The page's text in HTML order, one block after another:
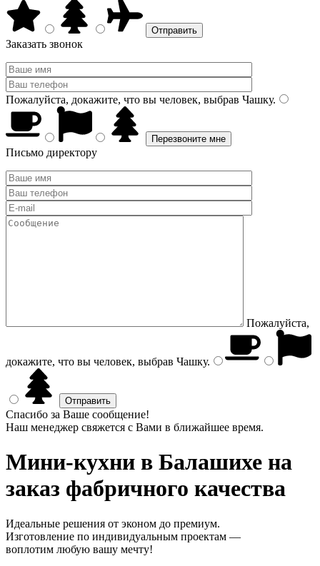
Заказать звонок
Пожалуйста, докажите, что вы человек, выбрав Чашку.
Письмо директору
Пожалуйста,
докажите, что вы человек, выбрав Чашку.
Спасибо за Ваше сообщение!
Наш менеджер свяжется с Вами в ближайшее время.
Мини-кухни в Балашихе на
заказ фабричного качества
Идеальные решения от эконом до премиум.
Изготовление по индивидуальным проектам —
воплотим любую вашу мечту!